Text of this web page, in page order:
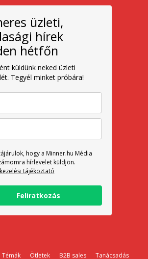
üzleti,
hírek
hétfőn
küldünk neked üzleti
Tegyél minket próbára!
hogy a Minner.hu Média
hírlevelet küldjön.
tájékoztató
Feliratkozás
Témák Ötletek B2B sales Tanácsadás